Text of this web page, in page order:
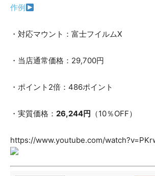
作例
・対応マウント：富士フイルムX
・当店通常価格：29,700円
・ポイント2倍：486ポイント
・実質価格： 26,244円 （10％OFF）
https://www.youtube.com/